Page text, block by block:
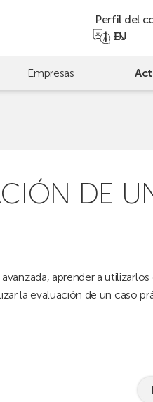
Perfil del
EU
EN
Empresas
DE
aprender a
la evaluación de un caso